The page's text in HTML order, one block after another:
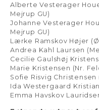
Alberte Vesterager
Mejrup GU)
Johanne Vesterager
Mejrup GU)
Lærke Ramskov Højer
Andrea Kahl Laursen
Cecilie Gaulshøj
Marie Kristensen (Nr.
Sofie Risvig
Ida Westergaard
Emma Havskov